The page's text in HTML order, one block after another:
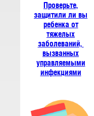
Проверьте,
защитили ли вы
ребенка от
тяжелых
заболеваний,
вызванных
управляемыми
инфекциями